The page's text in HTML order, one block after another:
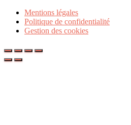
Mentions légales
Politique de confidentialité
Gestion des cookies